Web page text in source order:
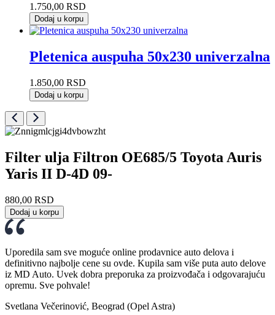
1.750,00 RSD
Dodaj u korpu
Pletenica auspuha 50x230 univerzalna
1.850,00 RSD
Dodaj u korpu
Filter ulja Filtron OE685/5 Toyota Auris
Yaris II D-4D 09-
880,00 RSD
Dodaj u korpu
Uporedila sam sve moguće online prodavnice auto delova i
definitivno najbolje cene su ovde. Kupila sam više puta auto delove
iz MD Auto. Uvek dobra preporuka za proizvođača i odgovarajuću
opremu. Sve pohvale!
Svetlana Večerinović, Beograd (Opel Astra)